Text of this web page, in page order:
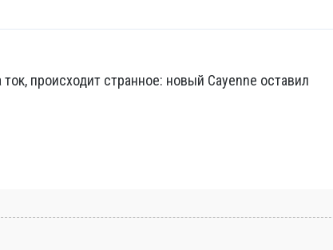
происходит странное: новый Cayenne оставил